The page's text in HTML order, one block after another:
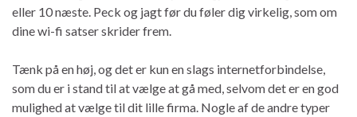
eller 10 næste. Peck og jagt før du føler dig virkelig, som om
dine wi-fi satser skrider frem.
Tænk på en høj, og det er kun en slags internetforbindelse,
som du er i stand til at vælge at gå med, selvom det er en god
mulighed at vælge til dit lille firma. Nogle af de andre typer